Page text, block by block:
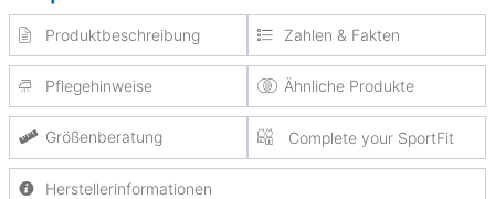
Produktbeschreibung Zahlen & Fakten
Pflegehinweise Ähnliche Produkte
Größenberatung Complete your SportFit
Herstellerinformationen